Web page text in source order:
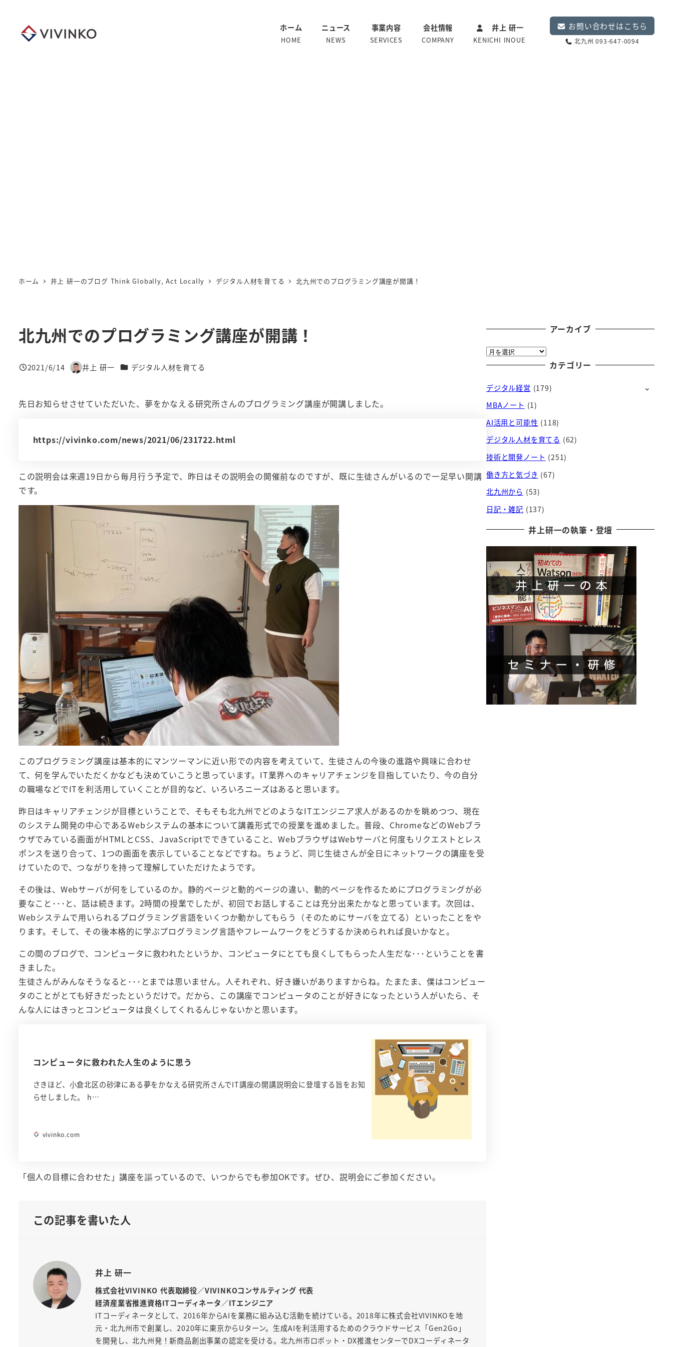
ホーム
HOME
ニュース
NEWS
事業内容
SERVICES
会社情報
COMPANY
井上 研一
KENICHI INOUE
お問い合わせはこちら
北九州 093-647-0094
ホーム 井上 研一のブログ Think Globally, Act Locally デジタル人材を育てる 北九州でのプログラミング講座が開講！
北九州でのプログラミング講座が開講！
投稿日
2021/6/14
著
井上 研一 カテゴリー
デジタル人材を育てる
先日お知らせさせていただいた、夢をかなえる研究所さんのプログラミング講座が開講しました。
https://vivinko.com/news/2021/06/231722.html
この説明会は来週19日から毎月行う予定で、昨日はその説明会の開催前なのですが、既に生徒さんがいるので一足早い開講
です。
このプログラミング講座は基本的にマンツーマンに近い形での内容を考えていて、生徒さんの今後の進路や興味に合わせ
て、何を学んでいただくかなども決めていこうと思っています。IT業界へのキャリアチェンジを目指していたり、今の自分
の職場などでITを利活用していくことが目的など、いろいろニーズはあると思います。
昨日はキャリアチェンジが目標ということで、そもそも北九州でどのようなITエンジニア求人があるのかを眺めつつ、現在
のシステム開発の中心であるWebシステムの基本について講義形式での授業を進めました。普段、ChromeなどのWebブラ
ウザでみている画面がHTMLとCSS、JavaScriptでできていること、WebブラウザはWebサーバと何度もリクエストとレス
ポンスを送り合って、1つの画面を表示していることなどですね。ちょうど、同じ生徒さんが全日にネットワークの講座を受
けていたので、つながりを持って理解していただけたようです。
その後は、Webサーバが何をしているのか。静的ページと動的ページの違い、動的ページを作るためにプログラミングが必
要なこと･･･と、話は続きます。2時間の授業でしたが、初回でお話しすることは充分出来たかなと思っています。次回は、
Webシステムで用いられるプログラミング言語をいくつか動かしてもらう（そのためにサーバを立てる）といったことをや
ります。そして、その後本格的に学ぶプログラミング言語やフレームワークをどうするか決められれば良いかなと。
この間のブログで、コンピュータに救われたというか、コンピュータにとても良くしてもらった人生だな･･･ということを書
きました。
生徒さんがみんなそうなると･･･とまでは思いません。人それぞれ、好き嫌いがありますからね。たまたま、僕はコンピュー
タのことがとても好きだったというだけで。だから、この講座でコンピュータのことが好きになったという人がいたら、そ
んな人にはきっとコンピュータは良くしてくれるんじゃないかと思います。
コンピュータに救われた人生のように思う
さきほど、小倉北区の砂津にある夢をかなえる研究所さんでIT講座の開講説明会に登壇する旨をお知
らせしました。 h…
vivinko.com
「個人の目標に合わせた」講座を謳っているので、いつからでも参加OKです。ぜひ、説明会にご参加ください。
この記事を書いた人
井上 研一
株式会社VIVINKO 代表取締役／VIVINKOコンサルティング 代表
経済産業省推進資格ITコーディネータ／ITエンジニア
ITコーディネータとして、2016年からAIを業務に組み込む活動を続けている。2018年に株式会社VIVINKOを地
元・北九州市で創業し、2020年に東京からUターン。生成AIを利活用するためのクラウドサービス「Gen2Go」
を開発し、北九州発！新商品創出事業の認定を受ける。北九州市ロボット・DX推進センターでDXコーディネータ
アーカイブ
ア
ー
イ
ブ
カテゴリー
デジタル経営 (179)
MBAノート (1)
AI活用と可能性 (118)
デジタル人材を育てる (62)
技術と開発ノート (251)
働き方と気づき (67)
北九州から (53)
日記・雑記 (137)
井上研一の執筆・登壇